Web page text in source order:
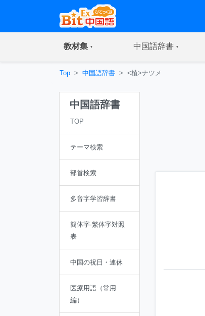
教材集(current) 中国語辞書(current)
Top 中国語辞書 <植>ナツメ
中国語辞書
TOP
テーマ検索
部首検索
多音字学習辞書
簡体字·繁体字対照
表
中国の祝日・連休
医療用語（常用
編）